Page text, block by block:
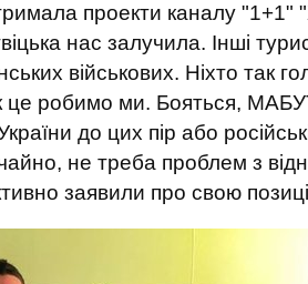
проекти каналу "1+1"
нас залучила. Інші
військових. Ніхто так
це робимо ми. Бояться,
до цих пір або
не треба проблем з
заявили про свою